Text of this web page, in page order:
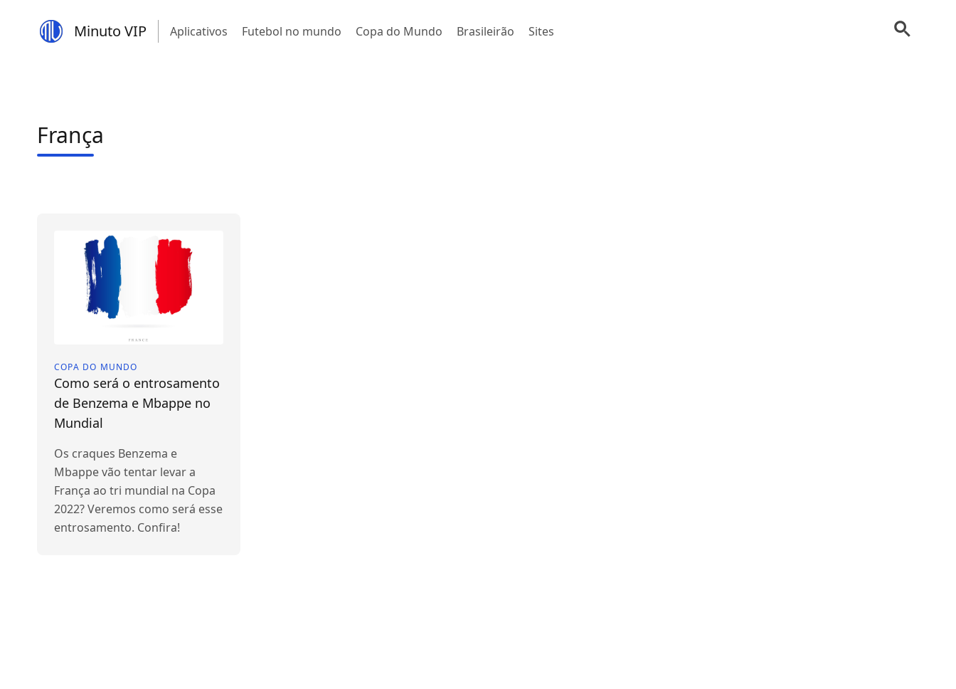
Minuto VIP Aplicativos Futebol no mundo Copa do Mundo Brasileirão Sites
França
COPA DO MUNDO
Como será o entrosamento
de Benzema e Mbappe no
Mundial
Os craques Benzema e
Mbappe vão tentar levar a
França ao tri mundial na Copa
2022? Veremos como será esse
entrosamento. Confira!